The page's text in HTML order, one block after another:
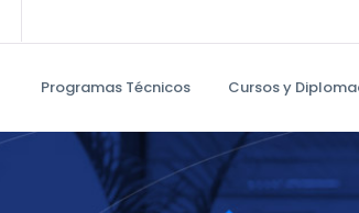
Programas Técnicos Cursos y